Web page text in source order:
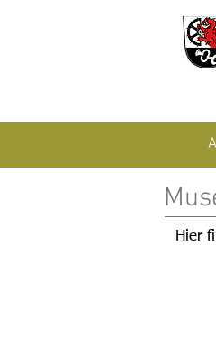
Hier